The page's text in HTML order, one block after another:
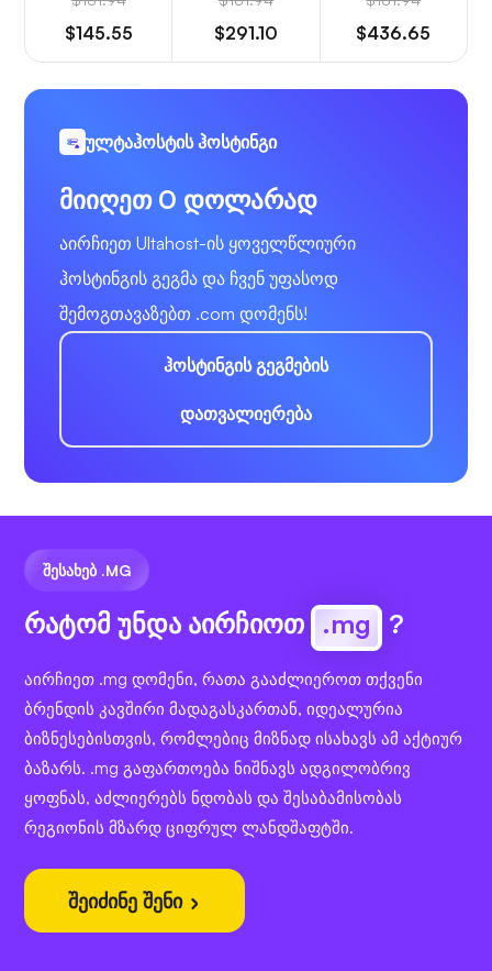
$145.55 $291.10 $436.65
ულტაჰოსტის ჰოსტინგი
მიიღეთ 0 დოლარად
აირჩიეთ Ultahost-ის ყოველწლიური
ჰოსტინგის გეგმა და ჩვენ უფასოდ
შემოგთავაზებთ .com დომენს!
ჰოსტინგის გეგმების
დათვალიერება
ᲨᲔᲡᲐᲮᲔᲑ .MG
რატომ უნდა აირჩიოთ .mg ?
აირჩიეთ .mg დომენი, რათა გააძლიეროთ თქვენი
ბრენდის კავშირი მადაგასკართან, იდეალურია
ბიზნესებისთვის, რომლებიც მიზნად ისახავს ამ აქტიურ
ბაზარს. .mg გაფართოება ნიშნავს ადგილობრივ
ყოფნას, აძლიერებს ნდობას და შესაბამისობას
რეგიონის მზარდ ციფრულ ლანდშაფტში.
შეიძინე შენი